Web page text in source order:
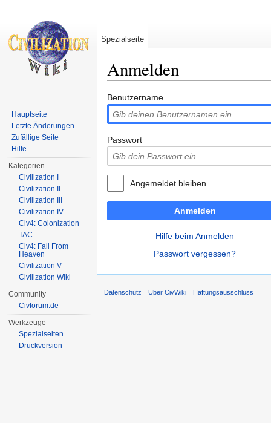
Anmelden
Benutzername
Passwort
Angemeldet bleiben
Anmelden
Hilfe beim Anmelden
Passwort vergessen?
Spezialseite
Hauptseite
Letzte Änderungen
Zufällige Seite
Hilfe
Kategorien
Civilization I
Civilization II
Civilization III
Civilization IV
Civ4: Colonization
TAC
Civ4: Fall From
Heaven
Civilization V
Civilization Wiki
Community
Civforum.de
Werkzeuge
Spezialseiten
Druckversion
Datenschutz Über CivWiki Haftungsausschluss